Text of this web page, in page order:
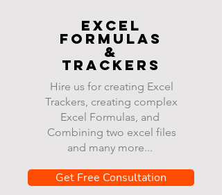
Excel
FOrmulas
&
Trackers
Hire us for creating Excel
Trackers, creating complex
Excel Formulas, and
Combining two excel files
and many more...
Get Free Consultation